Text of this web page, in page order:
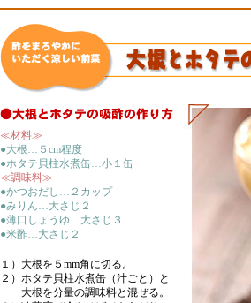
≪材料≫
●大根…５cm程度
●ホタテ貝柱水煮缶…小１缶
≪調味料≫
●かつおだし…２カップ
●みりん…大さじ２
●薄口しょうゆ…大さじ３
●米酢…大さじ２
１） 大根を５mm角に切る。
２） ホタテ貝柱水煮缶（汁ごと）と
大根を分量の調味料と混ぜる。